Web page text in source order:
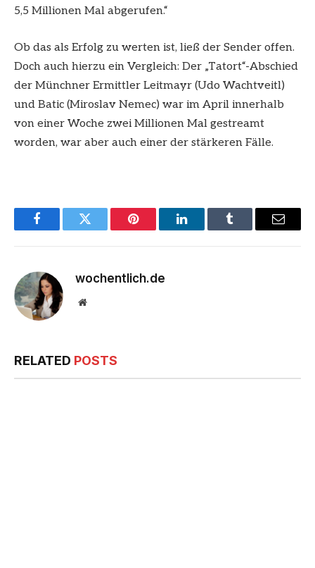
5,5 Millionen Mal abgerufen.“
Ob das als Erfolg zu werten ist, ließ der Sender offen.
Doch auch hierzu ein Vergleich: Der „Tatort“-Abschied
der Münchner Ermittler Leitmayr (Udo Wachtveitl)
und Batic (Miroslav Nemec) war im April innerhalb
von einer Woche zwei Millionen Mal gestreamt
worden, war aber auch einer der stärkeren Fälle.
FacebookTwitter Pinterest LinkedInTumblr Email
wochentlich.de
Website
RELATED POSTS